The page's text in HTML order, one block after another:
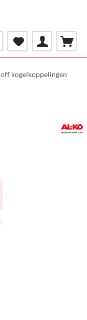
kogelkoppelingen